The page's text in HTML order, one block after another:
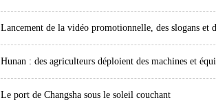
Lancement de la vidéo promotionnelle, des slogans et
Hunan : des agriculteurs déploient des machines et
Le port de Changsha sous le soleil couchant